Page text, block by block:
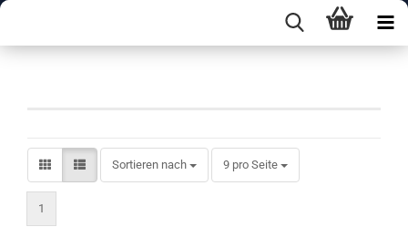
Sortieren nach
Sortieren nach 9 pro Seite
pro Seite
1